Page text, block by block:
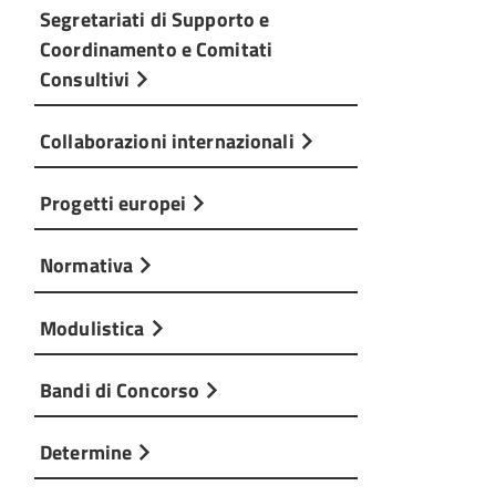
Segretariati di Supporto e
Coordinamento e Comitati
Consultivi
Collaborazioni internazionali
Progetti europei
Normativa
Modulistica
Bandi di Concorso
Determine